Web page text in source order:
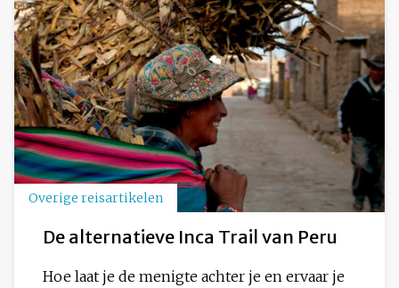
Overige reisartikelen
De alternatieve Inca Trail van Peru
Hoe laat je de menigte achter je en ervaar je